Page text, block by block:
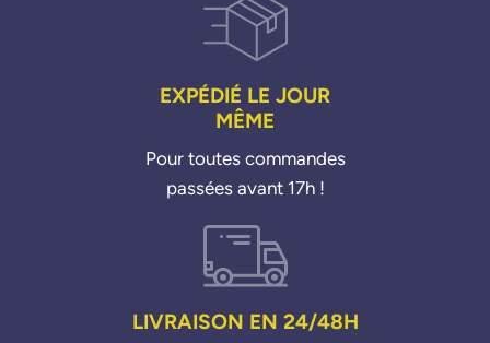
EXPÉDIÉ LE JOUR
MÊME
Pour toutes commandes
passées avant 17h !
LIVRAISON EN 24/48H